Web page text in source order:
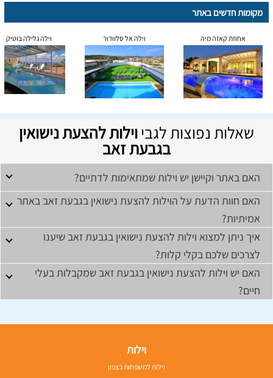
מקומות חדשים באתר
אחוזת קאזה מיה וילה אל סלוודור וילה גלילה בוטיק
שאלות נפוצות לגביוילות להצעת נישואין
בגבעת זאב
האם באתר וקיישן יש וילות שמתאימות לדתיים?
האם חוות הדעת על הוילות להצעת נישואין בגבעת זאב באתר
אמיתיות?
איך ניתן למצוא וילות להצעת נישואין בגבעת זאב שיענו
לצרכים שלכם בקלי קלות?
האם יש וילות להצעת נישואין בגבעת זאב שמקבלות בעלי
חיים?
וילות
וילות למשפחות בצפון